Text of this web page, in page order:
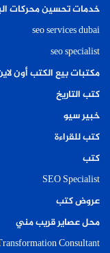
خدمات تحسين محركات
seo services dubai
seo specialist
مكتبات بيع الكتب أون
كتب التاريخ
خبير سيو
كتب للقراءة
كتب
SEO Specialist
عروض كتب
محل عصاير قريب مني
Consultant